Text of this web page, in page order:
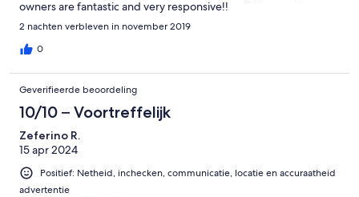
owners are fantastic and very responsive!!
2 nachten verbleven in november 2019
0
Geverifieerde beoordeling
10/10 – Voortreffelijk
Zeferino R.
15 apr 2024
Positief: Netheid, inchecken, communicatie, locatie en accuraatheid
advertentie